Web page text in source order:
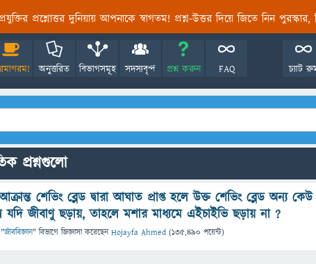
প্রশ্নোত্তর দুনিয়ায় আপনাকে স্বাগতম! প্রশ্ন-উত্তর দিয়ে জিতে নিন পুরস্কার,
অনুত্তরিত বিভাগসমূহ সদস্যবৃন্দ প্রশ্ন করুন FAQ চ্যাট
প্রশ্নগুলো
শেভিং ব্লেড দ্বারা আঘাত প্রাপ্ত হলে উক্ত শেভিং ব্লেড অন্য কেউ
যদি জীবাণু ছড়ায়, তাহলে মশার মাধ্যমে এইচাইভি ছড়ায় না ?
"জীববিজ্ঞান" বিভাগে জিজ্ঞাসাকরেছেনHojayfa Ahmed (135,490 পয়েন্ট)